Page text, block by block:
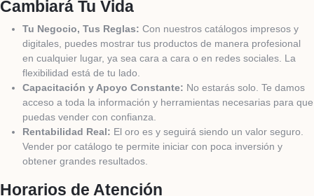
Cambiará Tu Vida
Tu Negocio, Tus Reglas: Con nuestros catálogos impresos y
digitales, puedes mostrar tus productos de manera profesional
en cualquier lugar, ya sea cara a cara o en redes sociales. La
flexibilidad está de tu lado.
Capacitación y Apoyo Constante: No estarás solo. Te damos
acceso a toda la información y herramientas necesarias para que
puedas vender con confianza.
Rentabilidad Real: El oro es y seguirá siendo un valor seguro.
Vender por catálogo te permite iniciar con poca inversión y
obtener grandes resultados.
Horarios de Atención